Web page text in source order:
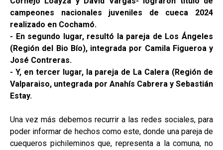
campeones nacionales juveniles de cueca 2024
realizado en Cochamó.
- En segundo lugar, resultó la pareja de Los Ángeles
(Región del Bio Bío), integrada por Camila Figueroa y
José Contreras.
- Y, en tercer lugar, la pareja de La Calera (Región de
Valparaiso, untegrada por Anahís Cabrera y Sebastián
Estay.
Una vez más debemos recurrir a las redes sociales, para
poder informar de hechos como este, donde una pareja de
cuequeros pichileminos que, representa a la comuna, no